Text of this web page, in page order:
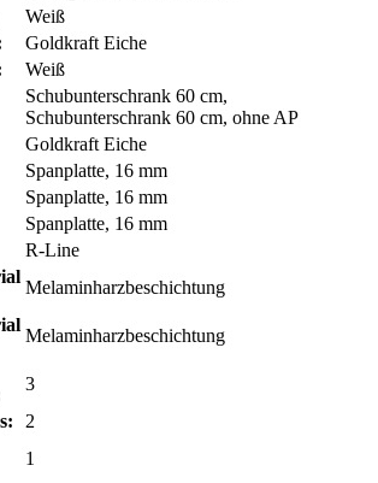
Weiß
Goldkraft Eiche
Weiß
Schubunterschrank 60 cm,
Schubunterschrank 60 cm, ohne AP
Goldkraft Eiche
Spanplatte, 16 mm
Spanplatte, 16 mm
Spanplatte, 16 mm
R-Line
Melaminharzbeschichtung
Melaminharzbeschichtung
3
2
1